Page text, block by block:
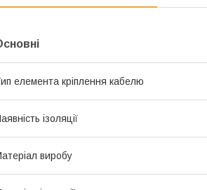
елемента кріплення кабелю
ізоляції
виробу